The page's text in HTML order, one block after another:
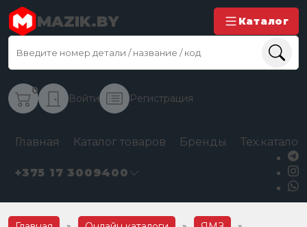
MAZIK.BY Каталог
0
Войти Регистрация
Главная Каталог товаров Бренды
+375 17 3009400